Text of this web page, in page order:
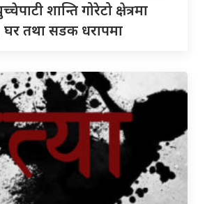
शान्ति गोरेटो क्षेत्रमा
घर तथा सडक धरापमा